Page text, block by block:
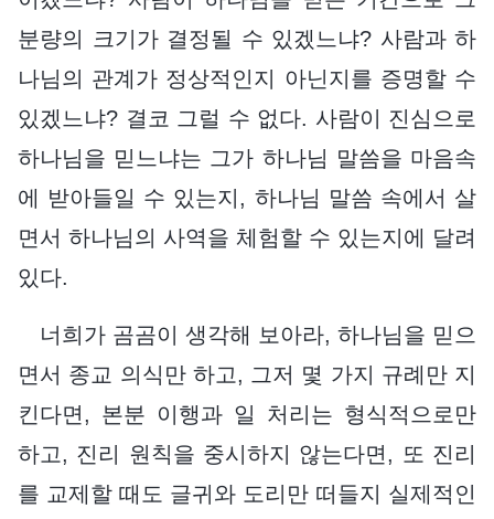
분량의 크기가 결정될 수 있겠느냐? 사람과 하
나님의 관계가 정상적인지 아닌지를 증명할 수
있겠느냐? 결코 그럴 수 없다. 사람이 진심으로
하나님을 믿느냐는 그가 하나님 말씀을 마음속
에 받아들일 수 있는지, 하나님 말씀 속에서 살
면서 하나님의 사역을 체험할 수 있는지에 달려
있다.
너희가 곰곰이 생각해 보아라, 하나님을 믿으
면서 종교 의식만 하고, 그저 몇 가지 규례만 지
킨다면, 본분 이행과 일 처리는 형식적으로만
하고, 진리 원칙을 중시하지 않는다면, 또 진리
를 교제할 때도 글귀와 도리만 떠들지 실제적인